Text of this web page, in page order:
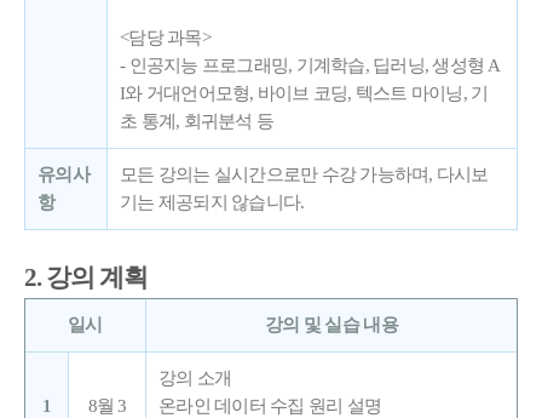
<담당 과목>
- 인공지능 프로그래밍, 기계학습, 딥러닝, 생성형 A
I와 거대언어모형, 바이브 코딩, 텍스트 마이닝, 기
초 통계, 회귀분석 등
유의사
항
모든 강의는 실시간으로만 수강 가능하며, 다시보
기는 제공되지 않습니다.
2. 강의 계획
일시 강의 및 실습 내용
1
8월 3
강의 소개
온라인 데이터 수집 원리 설명